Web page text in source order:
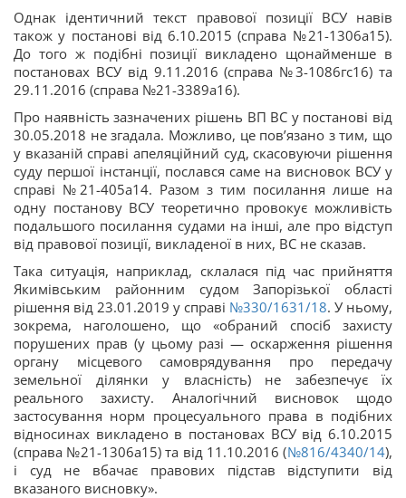
Однак ідентичний текст правової позиції ВСУ навів
також у постанові від 6.10.2015 (справа №21-1306а15).
До того ж подібні позиції викладено щонайменше в
постановах ВСУ від 9.11.2016 (справа №3-1086гс16) та
29.11.2016 (справа №21-3389а16).
Про наявність зазначених рішень ВП ВС у постанові від
30.05.2018 не згадала. Можливо, це пов’язано з тим, що
у вказаній справі апеляційний суд, скасовуючи рішення
суду першої інстанції, послався саме на висновок ВСУ у
справі №21-405а14. Разом з тим посилання лише на
одну постанову ВСУ теоретично провокує можливість
подальшого посилання судами на інші, але про відступ
від правової позиції, викладеної в них, ВС не сказав.
Така ситуація, наприклад, склалася під час прийняття
Якимівським районним судом Запорізької області
рішення від 23.01.2019 у справі №330/1631/18. У ньому,
зокрема, наголошено, що «обраний спосіб захисту
порушених прав (у цьому разі — оскарження рішення
органу місцевого самоврядування про передачу
земельної ділянки у власність) не забезпечує їх
реального захисту. Аналогічний висновок щодо
застосування норм процесуального права в подібних
відносинах викладено в постановах ВСУ від 6.10.2015
(справа №21-1306а15) та від 11.10.2016 (№816/4340/14),
і суд не вбачає правових підстав відступити від
вказаного висновку».